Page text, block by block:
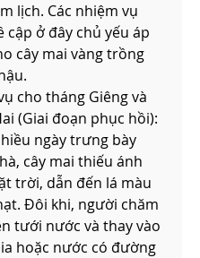
lịch. Các nhiệm vụ
cập ở đây chủ yếu áp
cây mai vàng trồng
cho tháng Giêng và
(Giai đoạn phục hồi):
ngày trưng bày
cây mai thiếu ánh
trời, dẫn đến lá màu
Đôi khi, người chăm
tưới nước và thay vào
hoặc nước có đường